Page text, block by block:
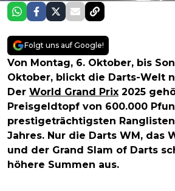
Folgt uns auf Google!
Von Montag, 6. Oktober, bis
Oktober, blickt die Darts-Welt
Der World Grand Prix 2025
Preisgeldtopf von 600.000
prestigeträchtigsten
Jahres. Nur die Darts WM, das
und der Grand Slam of Darts
höhere Summen aus.